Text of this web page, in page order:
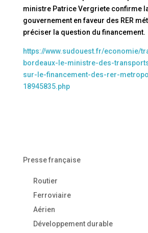
ministre Patrice Vergriete confirme
gouvernement en faveur des RER
préciser la question du financement.
https://www.sudouest.fr/economie/
bordeaux-le-ministre-des-
sur-le-financement-des-rer-
18945835.php
Presse française
Routier
Ferroviaire
Aérien
Développement durable